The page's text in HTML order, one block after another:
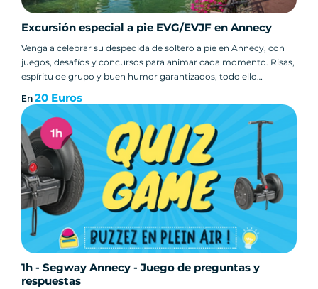
Excursión especial a pie EVG/EVJF en Annecy
Venga a celebrar su despedida de soltero a pie en Annecy, con
juegos, desafíos y concursos para animar cada momento. Risas,
espíritu de grupo y buen humor garantizados, todo ello
En 20 Euros
1h - Segway Annecy - Juego de preguntas y
respuestas